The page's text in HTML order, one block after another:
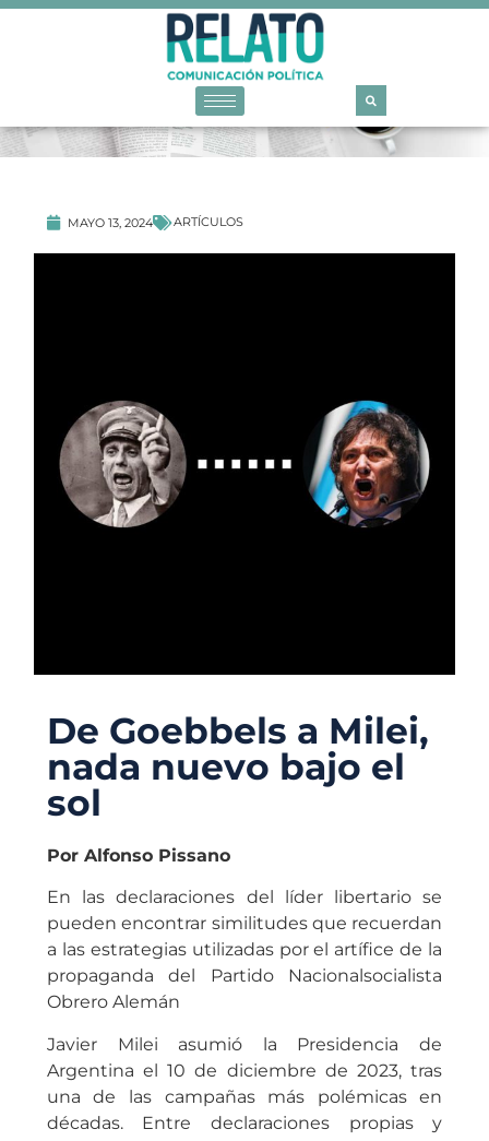
MAYO 13, 2024 ARTÍCULOS
De Goebbels a Milei,
nada nuevo bajo el
sol
Por Alfonso Pissano
En las declaraciones del líder libertario se
pueden encontrar similitudes que recuerdan
a las estrategias utilizadas por el artífice de la
propaganda del Partido Nacionalsocialista
Obrero Alemán
Javier Milei asumió la Presidencia de
Argentina el 10 de diciembre de 2023, tras
una de las campañas más polémicas en
décadas. Entre declaraciones propias y